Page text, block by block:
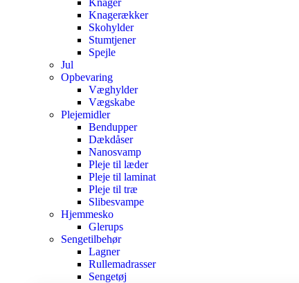
Knagerækker
Skohylder
Stumtjener
Spejle
Jul
Opbevaring
Væghylder
Vægskabe
Plejemidler
Bendupper
Dækdåser
Nanosvamp
Pleje til læder
Pleje til laminat
Pleje til træ
Slibesvampe
Hjemmesko
Glerups
Sengetilbehør
Lagner
Rullemadrasser
Sengetøj